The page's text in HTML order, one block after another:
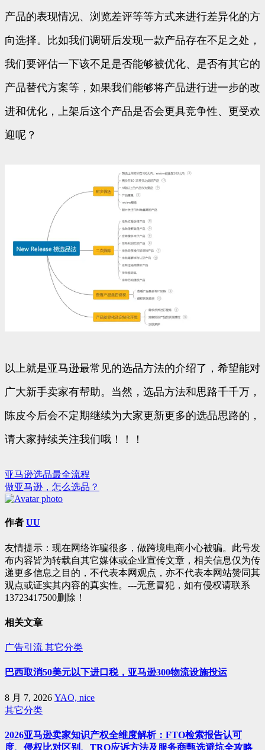
产品的表现情况、浏览差评等等方式来进行差异化的方
向选择。比如我们调研后发现一款产品存在不足之处，
我们要评估一下该不足是否能够被优化、是否有其它的
产品替代方案等，如果我们能够将产品进行进一步的改
进和优化，上架后这个产品是否会更具竞争性、更受欢
迎呢？
以上就是亚马逊最常见的选品方法的介绍了，希望能对
广大新手卖家有帮助。当然，选品方法和思路千千万，
陈皮今后会不定期继续为大家更新更多的选品思路的，
请大家持续关注我们哦！！！
文
章
导
亚马逊选品最全流程
做亚马逊，怎么选品？
作者 UU
友情提示：现在网络诈骗很多，做跨境电商小心被骗。此号发
布内容皆为转载自其它媒体或企业宣传文章，相关信息仅为传
递更多信息之目的，不代表本网观点，亦不代表本网站赞同其
观点或证实其内容的真实性。---无意冒犯，如有侵权请联系
13723417500删除！
相关文章
广告引流 其它分类
巴西取消50美元以下进口税，亚马逊300物流设施投运
8 月 7, 2026 YAO, nice
其它分类
2026亚马逊卖家知识产权全维度解析：FTO检索报告认可
度、侵权比对区别、TRO应诉方法及服务商甄选避坑全攻略